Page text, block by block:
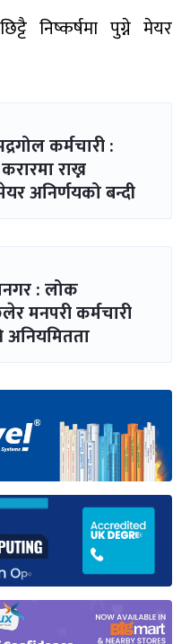
निष्कर्षमा पुग्ने मेयर
कर्मचारी :
राख्न
अनिर्णयको बन्दी
: लोक
मनपरी कर्मचारी
अनियमितता